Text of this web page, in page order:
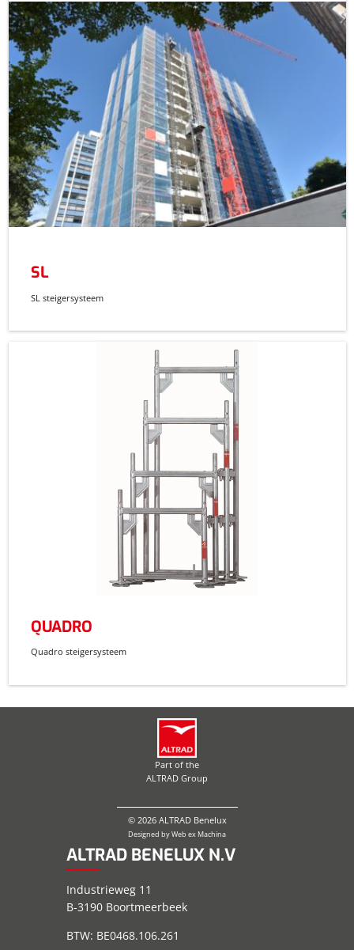
SL
SL steigersysteem
QUADRO
Quadro steigersysteem
Part of the
ALTRAD Group
© 2026 ALTRAD Benelux
Designed byWeb ex Machina
ALTRAD BENELUX N.V
Industrieweg 11
B-3190 Boortmeerbeek
BTW: BE0468.106.261